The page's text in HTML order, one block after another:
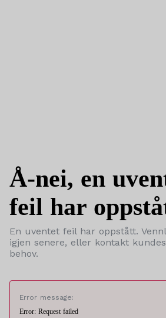
Å-nei, en
feil har
En uventet feil har oppstått.
igjen senere, eller kontakt
behov.
Error message:
Error: Request failed